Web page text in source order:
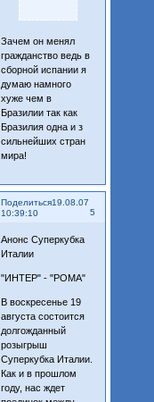
Зачем он менял
гражданство ведь в
сборной испании я
думаю намного
хуже чем в
Бразилии так как
Бразилия одна и з
сильнейших стран
мира!
Поделиться
5
19.08.07
10:39:10
Анонс Суперкубка
Италии
"ИНТЕР" - "РОМА"
В воскресенье 19
августа состоится
долгожданный
розыгрыш
Суперкубка Италии.
Как и в прошлом
году, нас ждет